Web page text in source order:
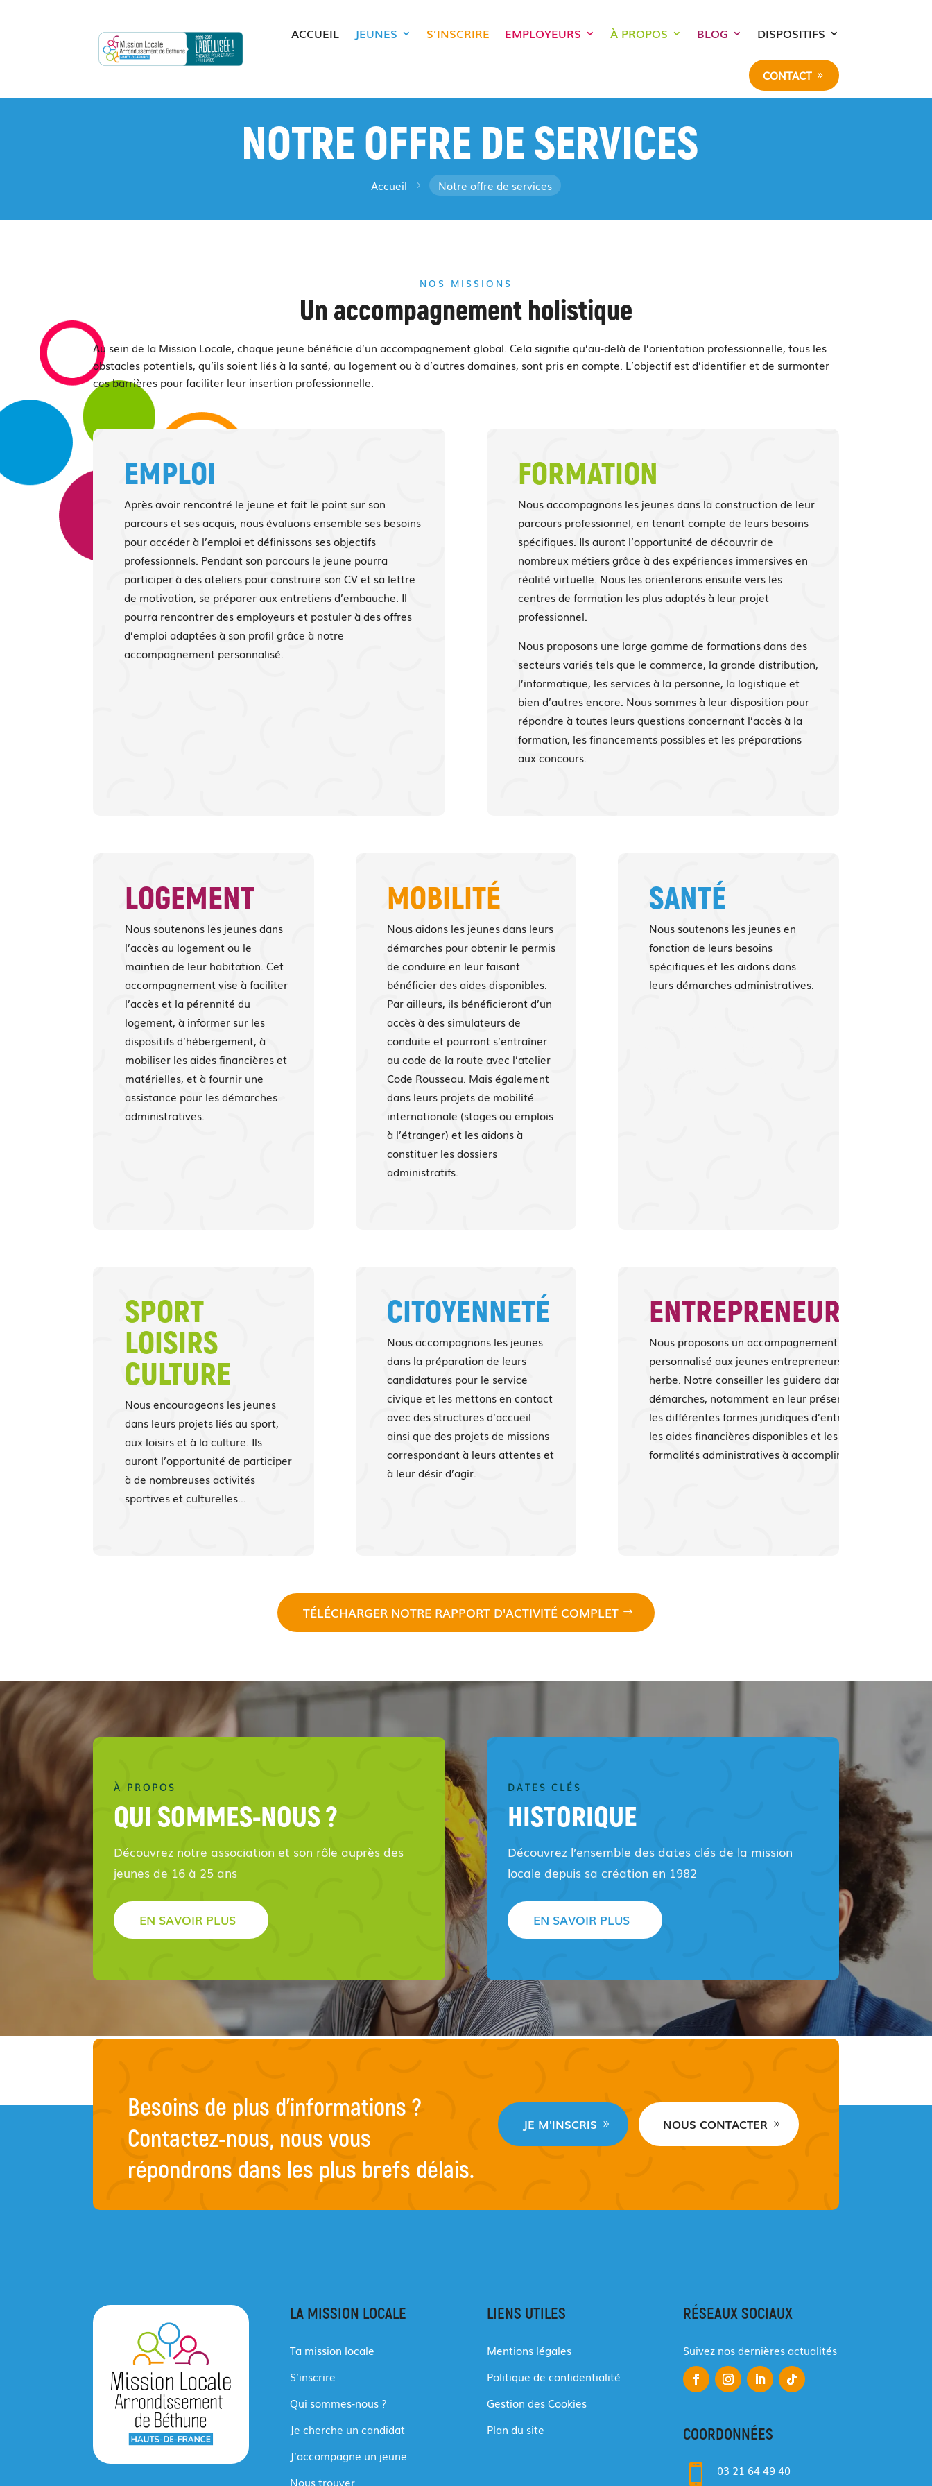
ACCUEIL JEUNES S’INSCRIRE EMPLOYEURS À PROPOS BLOG DISPOSITIFS
CONTACT
NOTRE OFFRE DE SERVICES
Accueil 5 Notre offre de services
NOS MISSIONS
Un accompagnement holistique
Au sein de la Mission Locale, chaque jeune bénéficie d’un accompagnement global. Cela signifie qu’au-delà de l’orientation professionnelle, tous les
obstacles potentiels, qu’ils soient liés à la santé, au logement ou à d’autres domaines, sont pris en compte. L’objectif est d’identifier et de surmonter
ces barrières pour faciliter leur insertion professionnelle.
EMPLOI
Après avoir rencontré le jeune et fait le point sur son
parcours et ses acquis, nous évaluons ensemble ses besoins
pour accéder à l’emploi et définissons ses objectifs
professionnels. Pendant son parcours le jeune pourra
participer à des ateliers pour construire son CV et sa lettre
de motivation, se préparer aux entretiens d’embauche. Il
pourra rencontrer des employeurs et postuler à des offres
d’emploi adaptées à son profil grâce à notre
accompagnement personnalisé.
FORMATION
Nous accompagnons les jeunes dans la construction de leur
parcours professionnel, en tenant compte de leurs besoins
spécifiques. Ils auront l’opportunité de découvrir de
nombreux métiers grâce à des expériences immersives en
réalité virtuelle. Nous les orienterons ensuite vers les
centres de formation les plus adaptés à leur projet
professionnel.
Nous proposons une large gamme de formations dans des
secteurs variés tels que le commerce, la grande distribution,
l’informatique, les services à la personne, la logistique et
bien d’autres encore. Nous sommes à leur disposition pour
répondre à toutes leurs questions concernant l’accès à la
formation, les financements possibles et les préparations
aux concours.
LOGEMENT
Nous soutenons les jeunes dans
l’accès au logement ou le
maintien de leur habitation. Cet
accompagnement vise à faciliter
l’accès et la pérennité du
logement, à informer sur les
dispositifs d’hébergement, à
mobiliser les aides financières et
matérielles, et à fournir une
assistance pour les démarches
administratives.
MOBILITÉ
Nous aidons les jeunes dans leurs
démarches pour obtenir le permis
de conduire en leur faisant
bénéficier des aides disponibles.
Par ailleurs, ils bénéficieront d’un
accès à des simulateurs de
conduite et pourront s’entraîner
au code de la route avec l’atelier
Code Rousseau. Mais également
dans leurs projets de mobilité
internationale (stages ou emplois
à l’étranger) et les aidons à
constituer les dossiers
administratifs.
SANTÉ
Nous soutenons les jeunes en
fonction de leurs besoins
spécifiques et les aidons dans
leurs démarches administratives.
SPORT
LOISIRS
CULTURE
Nous encourageons les jeunes
dans leurs projets liés au sport,
aux loisirs et à la culture. Ils
auront l’opportunité de participer
à de nombreuses activités
sportives et culturelles…
CITOYENNETÉ
Nous accompagnons les jeunes
dans la préparation de leurs
candidatures pour le service
civique et les mettons en contact
avec des structures d’accueil
ainsi que des projets de missions
correspondant à leurs attentes et
à leur désir d’agir.
ENTREPRENEURIAT
Nous proposons un accompagnement
personnalisé aux jeunes entrepreneurs en
herbe. Notre conseiller les guidera dans leurs
démarches, notamment en leur présentant
les différentes formes juridiques d’entreprise,
les aides financières disponibles et les
formalités administratives à accomplir.
TÉLÉCHARGER NOTRE RAPPORT D'ACTIVITÉ COMPLET
À PROPOS
QUI SOMMES-NOUS ?
Découvrez notre association et son rôle auprès des
jeunes de 16 à 25 ans
EN SAVOIR PLUS
DATES CLÉS
HISTORIQUE
Découvrez l’ensemble des dates clés de la mission
locale depuis sa création en 1982
EN SAVOIR PLUS
Besoins de plus d’informations ?
Contactez-nous, nous vous
répondrons dans les plus brefs délais.
JE M'INSCRIS NOUS CONTACTER
LA MISSION LOCALE
Ta mission locale
S’inscrire
Qui sommes-nous ?
Je cherche un candidat
J’accompagne un jeune
Nous trouver
LIENS UTILES
Mentions légales
Politique de confidentialité
Gestion des Cookies
Plan du site
RÉSEAUX SOCIAUX
Suivez nos dernières actualités
COORDONNÉES
 03 21 64 49 40